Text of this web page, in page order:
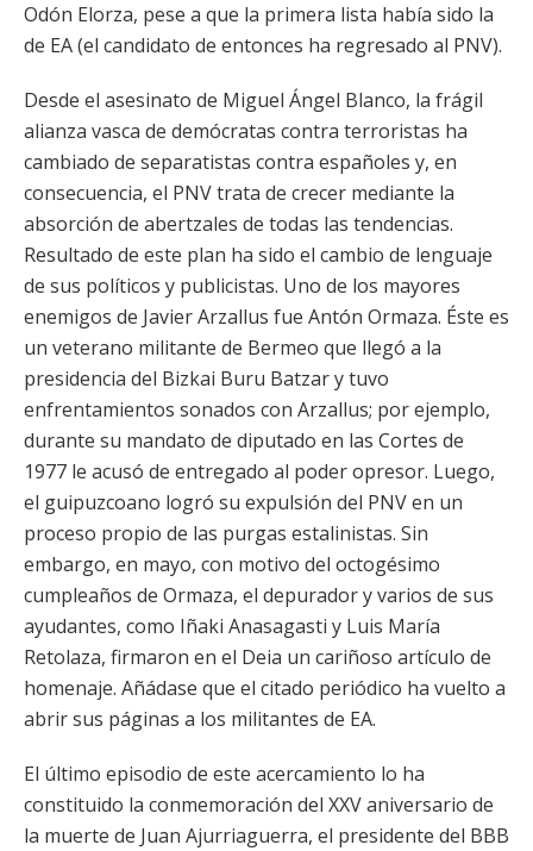
Odón Elorza, pese a que la primera lista había sido la
de EA (el candidato de entonces ha regresado al PNV).
Desde el asesinato de Miguel Ángel Blanco, la frágil
alianza vasca de demócratas contra terroristas ha
cambiado de separatistas contra españoles y, en
consecuencia, el PNV trata de crecer mediante la
absorción de abertzales de todas las tendencias.
Resultado de este plan ha sido el cambio de lenguaje
de sus políticos y publicistas. Uno de los mayores
enemigos de Javier Arzallus fue Antón Ormaza. Éste es
un veterano militante de Bermeo que llegó a la
presidencia del Bizkai Buru Batzar y tuvo
enfrentamientos sonados con Arzallus; por ejemplo,
durante su mandato de diputado en las Cortes de
1977 le acusó de entregado al poder opresor. Luego,
el guipuzcoano logró su expulsión del PNV en un
proceso propio de las purgas estalinistas. Sin
embargo, en mayo, con motivo del octogésimo
cumpleaños de Ormaza, el depurador y varios de sus
ayudantes, como Iñaki Anasagasti y Luis María
Retolaza, firmaron en el Deia un cariñoso artículo de
homenaje. Añádase que el citado periódico ha vuelto a
abrir sus páginas a los militantes de EA.
El último episodio de este acercamiento lo ha
constituido la conmemoración del XXV aniversario de
la muerte de Juan Ajurriaguerra, el presidente del BBB